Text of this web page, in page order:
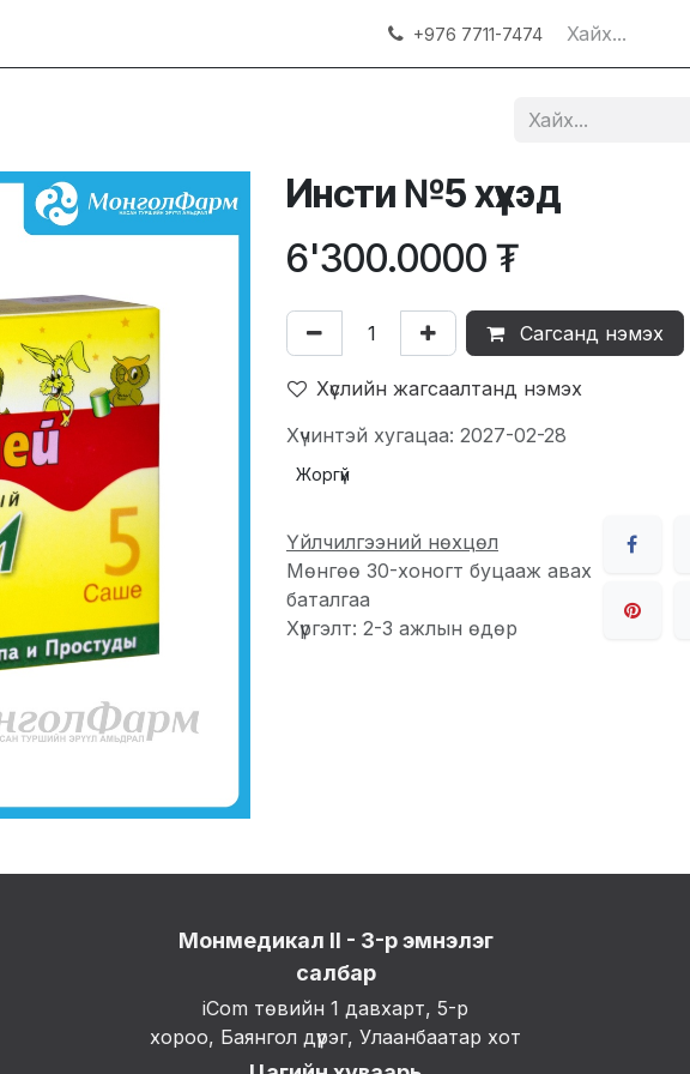
+976 7711-7474
Инсти №5 хүүхэд
6'300.0000 ₮
Сагсанд нэмэх
Хүслийн жагсаалтанд нэмэх
Хүчинтэй хугацаа: 2027-02-28
Жоргүй
Үйлчилгээний нөхцөл
Мөнгөө 30-хоногт буцааж авах
баталгаа
Хүргэлт: 2-3 ажлын өдөр
Монмедикал II - 3-р эмнэлэг
салбар
iCom төвийн 1 давхарт, 5-р
хороо, Баянгол дүүрэг, Улаанбаатар хот